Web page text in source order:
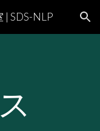
Skip to navigation
| SDS-NLP